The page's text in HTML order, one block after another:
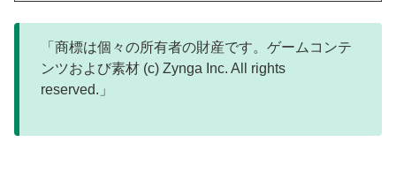
「商標は個々の所有者の財産です。ゲームコンテ
ンツおよび素材 (c) Zynga Inc. All rights
reserved.」